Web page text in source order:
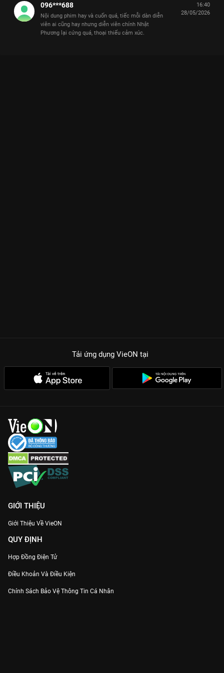
096***688
Nội dung phim hay và cuốn quá, tiếc mỗi dàn diễn
viên ai cũng hay nhưng diễn viên chính Nhật
Phương lại cứng quá, thoại thiếu cảm xúc.
16:40
28/05/2026
Tải ứng dụng VieON tại
GIỚI THIỆU
Giới Thiệu Về VieON
QUY ĐỊNH
Hợp Đồng Điện Tử
Điều Khoản Và Điều Kiện
Chính Sách Bảo Vệ Thông Tin Cá Nhân